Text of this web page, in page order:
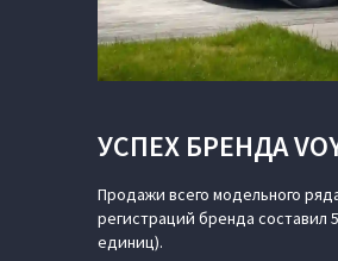
УСПЕХ БРЕНДА
Продажи всего модельного
регистраций бренда составил
единиц).